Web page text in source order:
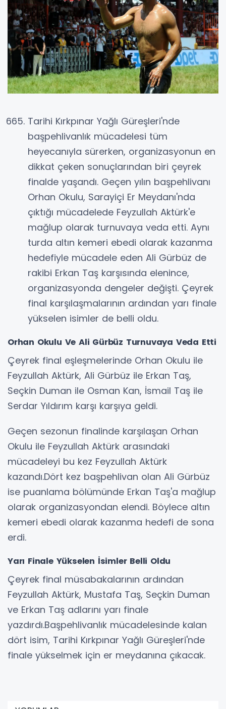
Tarihi Kırkpınar Yağlı Güreşleri'nde
başpehlivanlık mücadelesi tüm
heyecanıyla sürerken, organizasyonun en
dikkat çeken sonuçlarından biri çeyrek
finalde yaşandı. Geçen yılın başpehlivanı
Orhan Okulu, Sarayiçi Er Meydanı'nda
çıktığı mücadelede Feyzullah Aktürk'e
mağlup olarak turnuvaya veda etti. Aynı
turda altın kemeri ebedi olarak kazanma
hedefiyle mücadele eden Ali Gürbüz de
rakibi Erkan Taş karşısında elenince,
organizasyonda dengeler değişti. Çeyrek
final karşılaşmalarının ardından yarı finale
yükselen isimler de belli oldu.
Orhan Okulu Ve Ali Gürbüz Turnuvaya Veda Etti
Çeyrek final eşleşmelerinde Orhan Okulu ile
Feyzullah Aktürk, Ali Gürbüz ile Erkan Taş,
Seçkin Duman ile Osman Kan, İsmail Taş ile
Serdar Yıldırım karşı karşıya geldi.
Geçen sezonun finalinde karşılaşan Orhan
Okulu ile Feyzullah Aktürk arasındaki
mücadeleyi bu kez Feyzullah Aktürk
kazandı.Dört kez başpehlivan olan Ali Gürbüz
ise puanlama bölümünde Erkan Taş'a mağlup
olarak organizasyondan elendi. Böylece altın
kemeri ebedi olarak kazanma hedefi de sona
erdi.
Yarı Finale Yükselen İsimler Belli Oldu
Çeyrek final müsabakalarının ardından
Feyzullah Aktürk, Mustafa Taş, Seçkin Duman
ve Erkan Taş adlarını yarı finale
yazdırdı.Başpehlivanlık mücadelesinde kalan
dört isim, Tarihi Kırkpınar Yağlı Güreşleri'nde
finale yükselmek için er meydanına çıkacak.